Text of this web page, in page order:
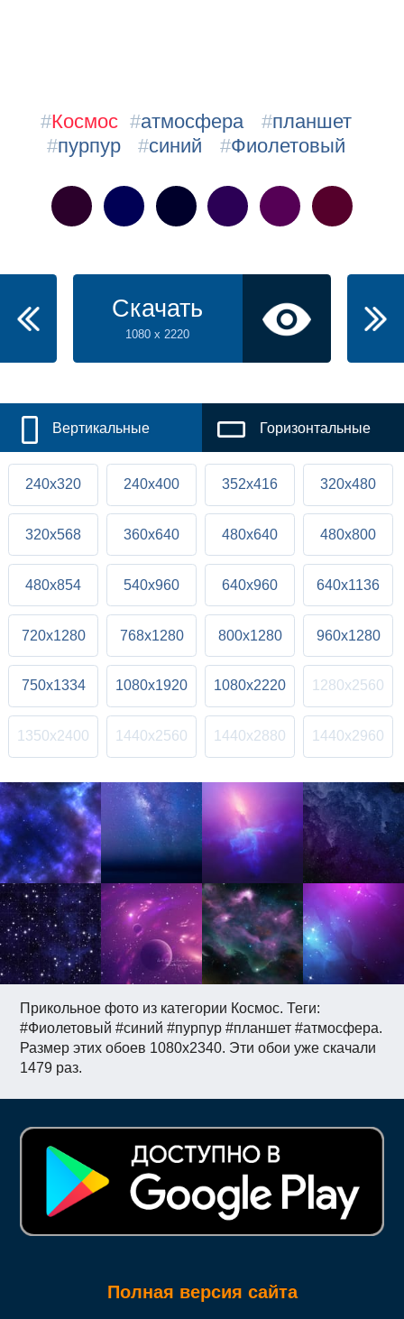
Прикольное фото из категории Космос. Теги:
#Фиолетовый #синий #пурпур #планшет #атмосфера.
Размер этих обоев 1080x2340. Эти обои уже скачали
1479 раз.
#Космос #атмосфера #планшет
#пурпур #синий #Фиолетовый
Скачать
1080 x 2220
Вертикальные Горизонтальные
240x320 240x400 352x416 320x480
320x568 360x640 480x640 480x800
480x854 540x960 640x960 640x1136
720x1280 768x1280 800x1280 960x1280
750x1334 1080x1920 1080x2220 1280x2560
1350x2400 1440x2560 1440x2880 1440x2960
Полная версия сайта